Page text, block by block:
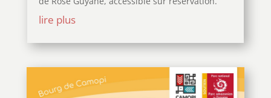
lire plus